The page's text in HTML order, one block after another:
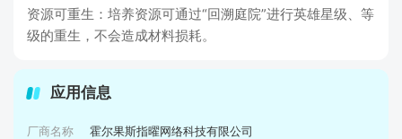
资源可重生：培养资源可通过“回溯庭院”进行英雄星级、等
级的重生，不会造成材料损耗。
应用信息
厂商名称 霍尔果斯指曜网络科技有限公司